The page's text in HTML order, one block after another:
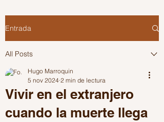
Entrada
All Posts
Vivir en el extranjero
cuando la muerte llega
Hugo Marroquin
5 nov 2024 2 min de lectura